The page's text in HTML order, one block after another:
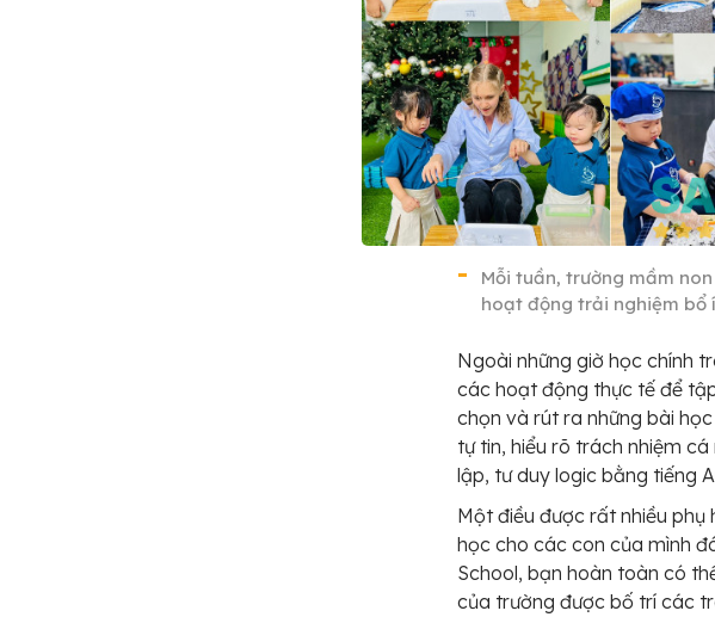
Mỗi tuần, trường mầm
hoạt động trải nghiệm bổ
Ngoài những giờ học chính
các hoạt động thực tế để
chọn và rút ra những bài
tự tin, hiểu rõ trách nhiệm
lập, tư duy logic bằng tiếng
Một điều được rất nhiều
học cho các con của mình
School, bạn hoàn toàn có
của trường được bố trí các